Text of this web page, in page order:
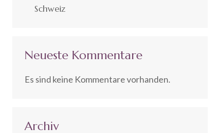
Schweiz
Neueste Kommentare
Es sind keine Kommentare vorhanden.
Archiv